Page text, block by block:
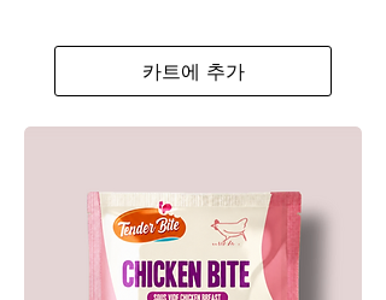
카트에 추가